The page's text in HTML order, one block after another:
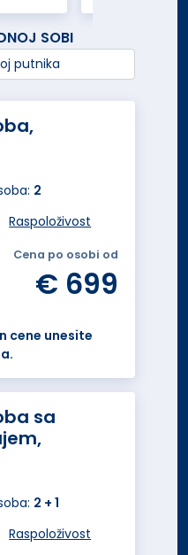
SOBI
putnika
2
Raspoloživost
Cena po osobi od
€ 699
cene unesite
sa
2 + 1
Raspoloživost